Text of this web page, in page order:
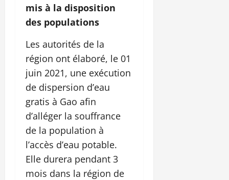
mis à la disposition
des populations
Les autorités de la
région ont élaboré, le 01
juin 2021, une exécution
de dispersion d’eau
gratis à Gao afin
d’alléger la souffrance
de la population à
l’accès d’eau potable.
Elle durera pendant 3
mois dans la région de